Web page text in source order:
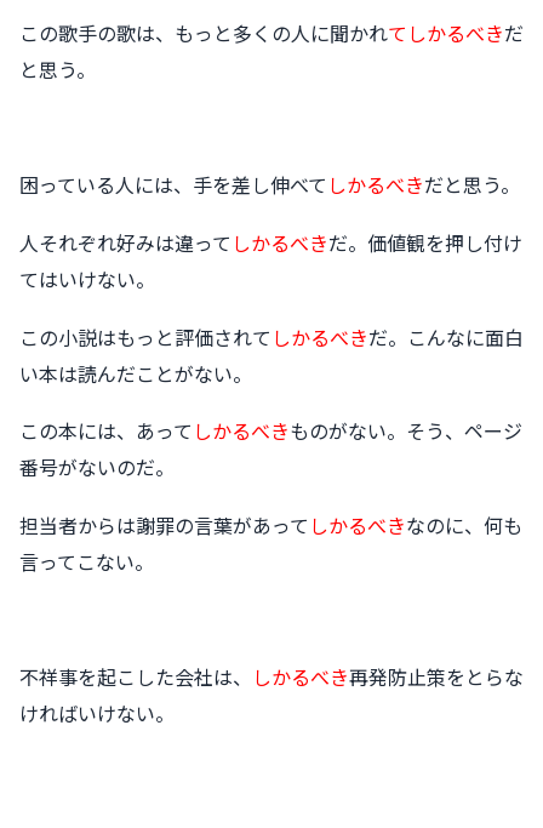
この歌手の歌は、もっと多くの人に聞かれてしかるべきだ
と思う。
困っている人には、手を差し伸べて しかるべきだと思う。
人それぞれ好みは違って しかるべきだ。価値観を押し付け
てはいけない。
この小説はもっと評価されて しかるべきだ。こんなに面白
い本は読んだことがない。
この本には、あって しかるべきものがない。そう、ページ
番号がないのだ。
担当者からは謝罪の言葉があって しかるべきなのに、何も
言ってこない。
不祥事を起こした会社は、 しかるべき再発防止策をとらな
ければいけない。